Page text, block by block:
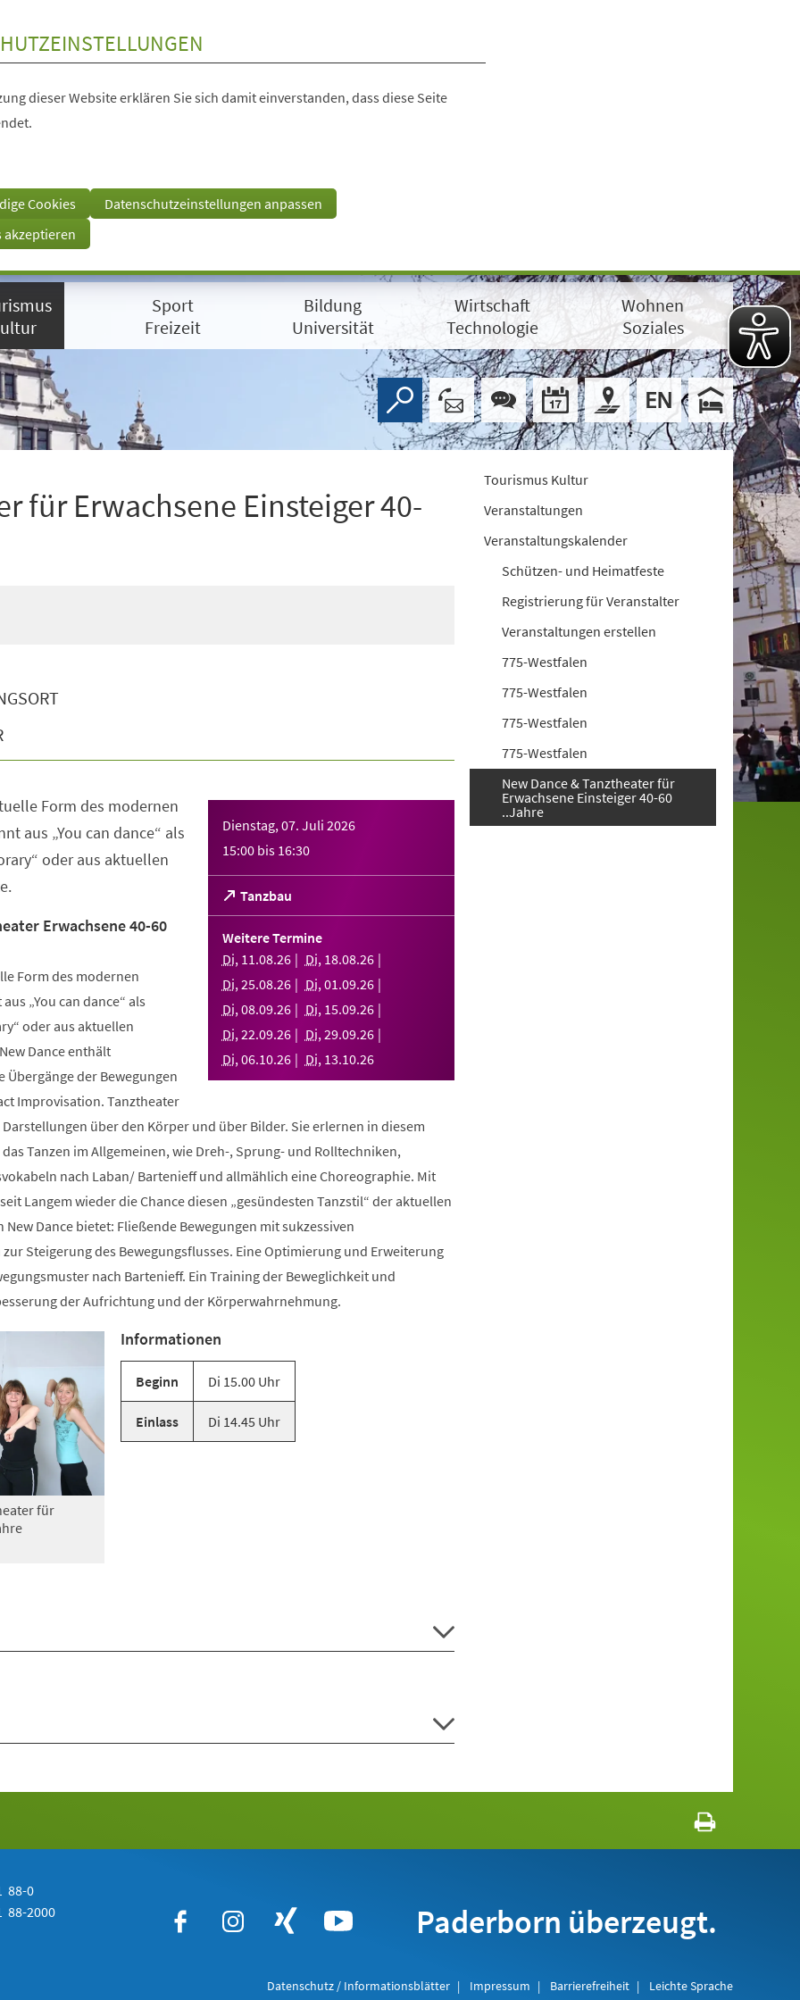
dieser Website erklären Sie sich damit einverstanden, dass diese Seite
Cookies
Datenschutzeinstellungen anpassen
akzeptieren
Sport
Freizeit
Bildung
Universität
Wirtschaft
Technologie
Wohnen
Soziales
für Erwachsene Einsteiger 40-
Dienstag, 07. Juli 2026
15:00 bis 16:30
Tanzbau
(Öffnet
in
einem
neuen
Tab)
Weitere Termine
Di, 11.08.26 Di, 18.08.26
Di,25.08.26 Di,01.09.26
Di,08.09.26 Di, 15.09.26
Di,22.09.26 Di,29.09.26
Di,06.10.26 Di, 13.10.26
Form des modernen
aus „You can dance“ als
oder aus aktuellen
Erwachsene 40-60
Form des modernen
„You can dance“ als
oder aus aktuellen
Dance enthält
der Bewegungen
Improvisation. Tanztheater
über den Körper und über Bilder. Sie erlernen in diesem
Tanzen im Allgemeinen, wie Dreh-, Sprung- und Rolltechniken,
nach Laban/ Bartenieff und allmählich eine Choreographie. Mit
Langem wieder die Chance diesen „gesündesten Tanzstil“ der aktuellen
New Dance bietet: Fließende Bewegungen mit sukzessiven
Steigerung des Bewegungsflusses. Eine Optimierung und Erweiterung
nach Bartenieff. Ein Training der Beweglichkeit und
der Aufrichtung und der Körperwahrnehmung.
für
Informationen
Beginn Di 15.00 Uhr
Einlass Di 14.45 Uhr
Tourismus Kultur
Veranstaltungen
Veranstaltungskalender
Schützen- und Heimatfeste
Registrierung für Veranstalter
Veranstaltungen erstellen
775-Westfalen
775-Westfalen
775-Westfalen
775-Westfalen
New Dance & Tanztheater für
Erwachsene Einsteiger 40-60
..Jahre
88-0
88-2000 Paderborn überzeugt.
Datenschutz / Informationsblätter Impressum Barrierefreiheit Leichte Sprache